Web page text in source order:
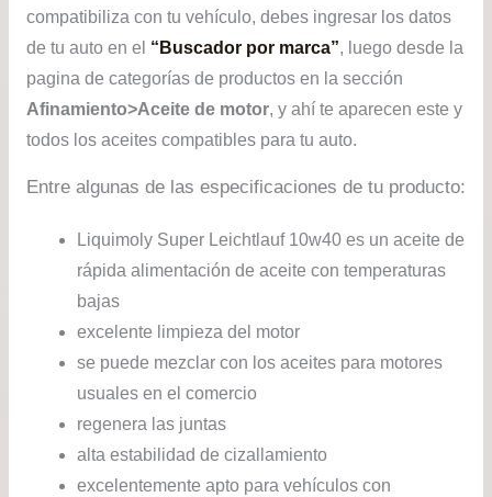
compatibiliza con tu vehículo, debes ingresar los datos
de tu auto en el “Buscador por marca”, luego desde la
pagina de categorías de productos en la sección
Afinamiento>Aceite de motor, y ahí te aparecen este y
todos los aceites compatibles para tu auto.
Entre algunas de las especificaciones de tu producto:
Liquimoly Super Leichtlauf 10w40 es un aceite de
rápida alimentación de aceite con temperaturas
bajas
excelente limpieza del motor
se puede mezclar con los aceites para motores
usuales en el comercio
regenera las juntas
alta estabilidad de cizallamiento
excelentemente apto para vehículos con